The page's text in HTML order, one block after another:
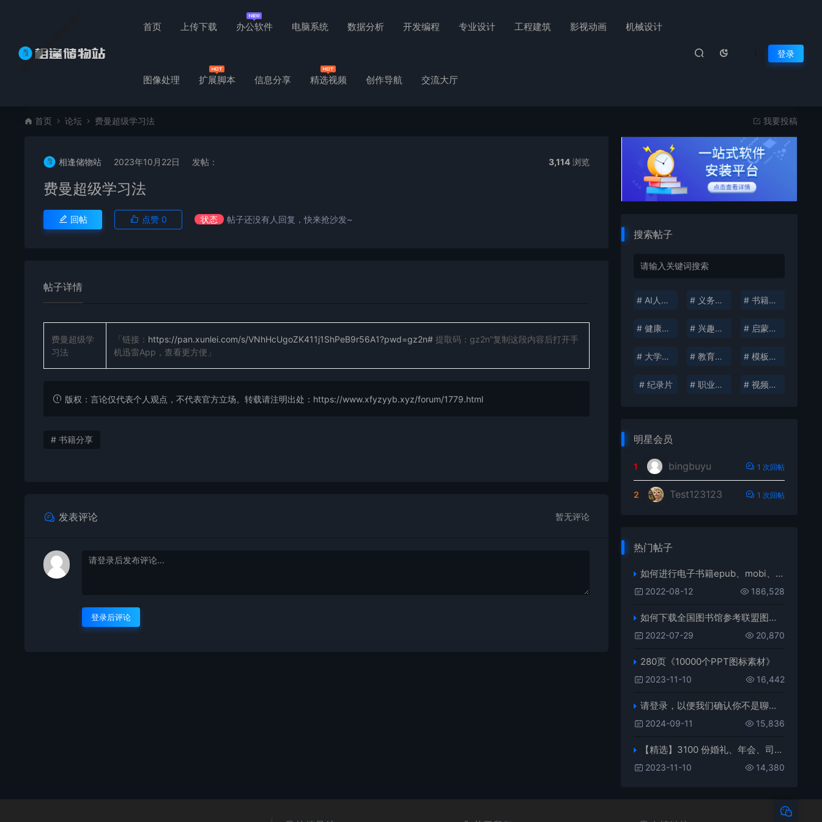
首页 上传下载 办公软件 电脑系统 数据分析 开发编程 专业设计 工程建筑 影视动画 机械设计
图像处理 扩展脚本 信息分享 精选视频 创作导航 交流大厅
登录
首页 论坛 费曼超级学习法 我要投稿
相逢储物站 2023年10月22日 发帖： 3,114 浏览
费曼超级学习法
回帖 点赞 0 状态 帖子还没有人回复，快来抢沙发~
帖子详情
费曼超级学
习法
「链接： https://pan.xunlei.com/s/VNhHcUgoZK411j1ShPeB9r56A1?pwd=gz2n# 提取码：gz2n”复制这段内容后打开手
机迅雷App，查看更方便」
版权：言论仅代表个人观点，不代表官方立场。转载请注明出处：https://www.xfyzyyb.xyz/forum/1779.html
# 书籍分享
发表评论 暂无评论
登录后评论
搜索帖子
# AI人工智能 # 义务教育 # 书籍分享
# 健康生活 # 兴趣培养 # 启蒙教育
# 大学资料 # 教育考试 # 模板插件
# 纪录片 # 职业发展 # 视频创作
明星会员
1 bingbuyu 1 次回帖
2 Test123123 1 次回帖
热门帖子
如何进行电子书籍epub、mobi、azw3格式互转，附海量电子书籍资源
2022-08-12 186,528
如何下载全国图书馆参考联盟图书？
2022-07-29 20,870
280页《10000个PPT图标素材》
2023-11-10 16,442
请登录，以便我们确认你不是聊天机器人
2024-09-11 15,836
【精选】3100 份婚礼、年会、司仪主持人、台词稿、节日生日、晚会、开场、开场白素材
2023-11-10 14,380